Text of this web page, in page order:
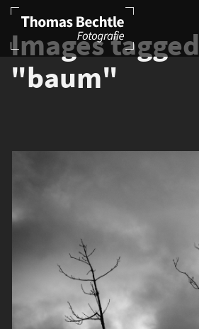
Images tagged
"baum"